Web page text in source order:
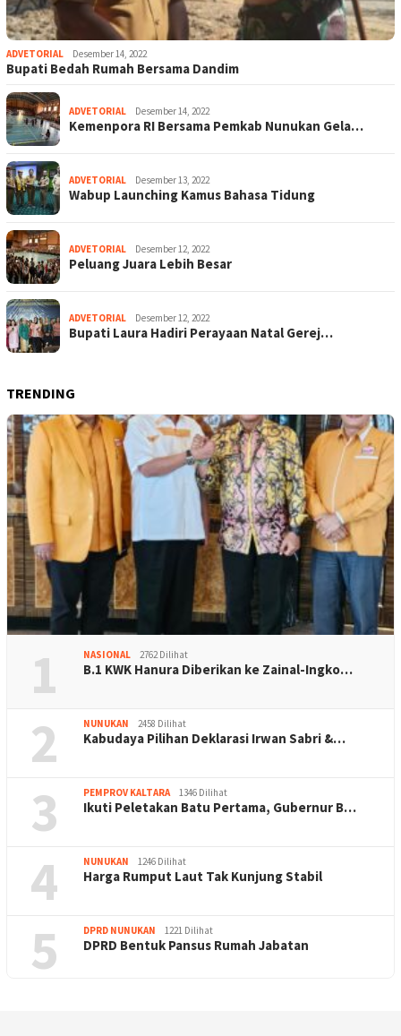
ADVETORIAL Desember 14, 2022
Bupati Bedah Rumah Bersama Dandim
ADVETORIAL Desember 14, 2022
Kemenpora RI Bersama Pemkab Nunukan Gela…
ADVETORIAL Desember 13, 2022
Wabup Launching Kamus Bahasa Tidung
ADVETORIAL Desember 12, 2022
Peluang Juara Lebih Besar
ADVETORIAL Desember 12, 2022
Bupati Laura Hadiri Perayaan Natal Gerej…
TRENDING
1 NASIONAL 2762 Dilihat
B.1 KWK Hanura Diberikan ke Zainal-Ingko…
2 NUNUKAN 2458 Dilihat
Kabudaya Pilihan Deklarasi Irwan Sabri &…
3 PEMPROV KALTARA 1346 Dilihat
Ikuti Peletakan Batu Pertama, Gubernur B…
4 NUNUKAN 1246 Dilihat
Harga Rumput Laut Tak Kunjung Stabil
5 DPRD NUNUKAN 1221 Dilihat
DPRD Bentuk Pansus Rumah Jabatan